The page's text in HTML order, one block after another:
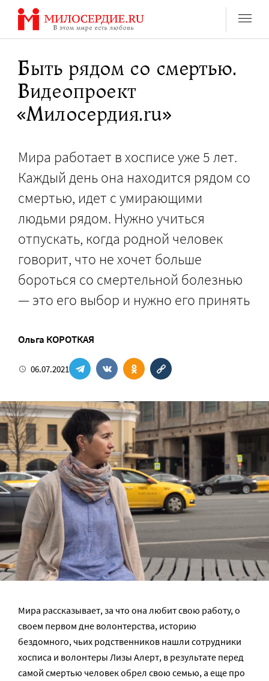
Перейти
содержанию
Быть рядом со смертью.
Видеопроект
«Милосердия.ru»
Мира работает в хосписе уже 5 лет.
Каждый день она находится рядом со
смертью, идет с умирающими
людьми рядом. Нужно учиться
отпускать, когда родной человек
говорит, что не хочет больше
бороться со смертельной болезнью
— это его выбор и нужно его принять
Ольга КОРОТКАЯ
06.07.2021
Мира рассказывает, за что она любит свою работу, о
своем первом дне волонтерства, историю
бездомного, чьих родственников нашли сотрудники
хосписа и волонтеры Лизы Алерт, в результате перед
самой смертью человек обрел свою семью, а еще про